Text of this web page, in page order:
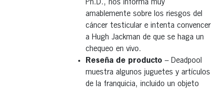
Ph.D., nos informa muy
amablemente sobre los riesgos del
cáncer testicular e intenta convencer
a Hugh Jackman de que se haga un
chequeo en vivo.
Reseña de producto – Deadpool
muestra algunos juguetes y artículos
de la franquicia, incluido un objeto